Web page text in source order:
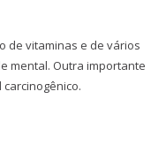
de vitaminas e de vários
mental. Outra importante